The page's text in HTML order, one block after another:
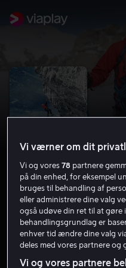
Summit Fever
5.3 Drama 2022
HD
Vi værner om dit
Vi og vores78 partnere
på din enhed, for eksempel
bruges til behandling af
eller administrere dine valg
også udøve din ret til at gøre
behandlingsgrundlag er
enhver tid ændre dine valg
deles med vores partnere
Vi og vores partnere